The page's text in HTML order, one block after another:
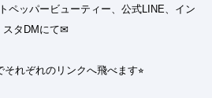
ペッパービューティー、公式LINE、イン
スタDMにて✉︎
それぞれのリンクへ飛べます⭐︎